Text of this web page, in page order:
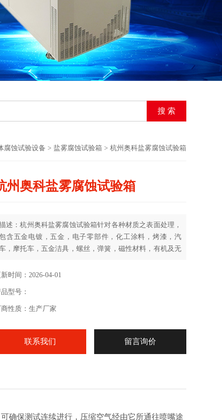
腐蚀试验设备 > 盐雾腐蚀试验箱 > 杭州奥科盐雾腐蚀试验箱
州奥科盐雾腐蚀试验箱
述：杭州奥科盐雾腐蚀试验箱针对各种材质之表面处理，
含五金电镀，五金，电子零部件，化工涂料，烤漆，汽
，摩托车，五金洁具，螺丝，弹簧，磁性材料，有机及无
耐蚀性，考核材料及其防护层的抗盐雾腐蚀的能力。
时间：2026-04-01
型号：
商性质：生产厂家
联系我们 留言询价
确保测试连续进行，压缩空气经由它所通往喷嘴途